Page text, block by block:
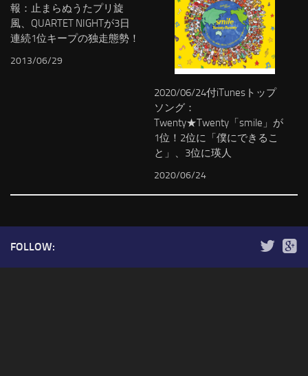
報：止まらぬうたプリ旋
風、QUARTET NIGHTが3日
連続1位キープの独走態勢！
2013/06/29
2020/06/24付iTunesトップ
ソング：
Twenty★Twenty「smile」が
1位！2位に「僕にできるこ
と」、3位に瑛人
2020/06/24
FOLLOW: